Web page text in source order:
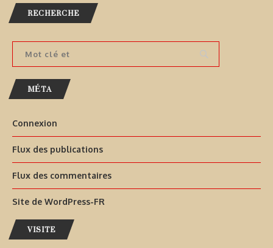
RECHERCHE
MÉTA
Connexion
Flux des publications
Flux des commentaires
Site de WordPress-FR
VISITE